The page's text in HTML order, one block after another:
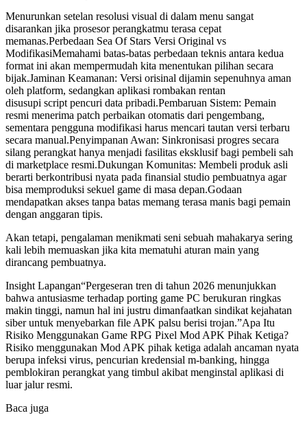
Menurunkan setelan resolusi visual di dalam menu sangat
disarankan jika prosesor perangkatmu terasa cepat
memanas.Perbedaan Sea Of Stars Versi Original vs
ModifikasiMemahami batas-batas perbedaan teknis antara kedua
format ini akan mempermudah kita menentukan pilihan secara
bijak.Jaminan Keamanan: Versi orisinal dijamin sepenuhnya aman
oleh platform, sedangkan aplikasi rombakan rentan
disusupi script pencuri data pribadi.Pembaruan Sistem: Pemain
resmi menerima patch perbaikan otomatis dari pengembang,
sementara pengguna modifikasi harus mencari tautan versi terbaru
secara manual.Penyimpanan Awan: Sinkronisasi progres secara
silang perangkat hanya menjadi fasilitas eksklusif bagi pembeli sah
di marketplace resmi.Dukungan Komunitas: Membeli produk asli
berarti berkontribusi nyata pada finansial studio pembuatnya agar
bisa memproduksi sekuel game di masa depan.Godaan
mendapatkan akses tanpa batas memang terasa manis bagi pemain
dengan anggaran tipis.
Akan tetapi, pengalaman menikmati seni sebuah mahakarya sering
kali lebih memuaskan jika kita mematuhi aturan main yang
dirancang pembuatnya.
Insight Lapangan“Pergeseran tren di tahun 2026 menunjukkan
bahwa antusiasme terhadap porting game PC berukuran ringkas
makin tinggi, namun hal ini justru dimanfaatkan sindikat kejahatan
siber untuk menyebarkan file APK palsu berisi trojan.”Apa Itu
Risiko Menggunakan Game RPG Pixel Mod APK Pihak Ketiga?
Risiko menggunakan Mod APK pihak ketiga adalah ancaman nyata
berupa infeksi virus, pencurian kredensial m-banking, hingga
pemblokiran perangkat yang timbul akibat menginstal aplikasi di
luar jalur resmi.
Baca juga